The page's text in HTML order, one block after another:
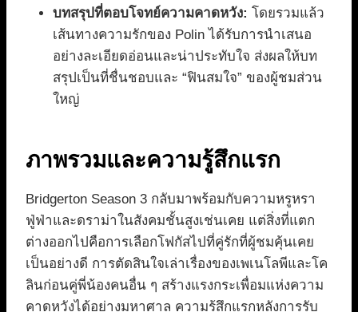
บทสรุปที่ตอบโจทย์ความคาดหวัง: โดยรวมแล้ว
เส้นทางความรักของ Polin ได้รับการนำเสนอ
อย่างละเอียดอ่อนและน่าประทับใจ ส่งผลให้บท
สรุปเป็นที่ชื่นชอบและ “ฟินสมใจ” ของผู้ชมส่วน
ใหญ่
ภาพรวมและความรู้สึกแรก
Bridgerton Season 3 กลับมาพร้อมกับความหรูหรา
ฟู่ฟ่าและดราม่าในสังคมชั้นสูงเช่นเคย แต่สิ่งที่แตก
ต่างออกไปคือการเลือกโฟกัสไปที่คู่รักที่ผู้ชมคุ้นเคย
เป็นอย่างดี การตัดสินใจเล่าเรื่องของเพเนโลพีและโค
ลินก่อนคู่พี่น้องคนอื่น ๆ สร้างแรงกระเพื่อมแห่งความ
คาดหวังได้อย่างมหาศาล ความรู้สึกแรกหลังการรับ